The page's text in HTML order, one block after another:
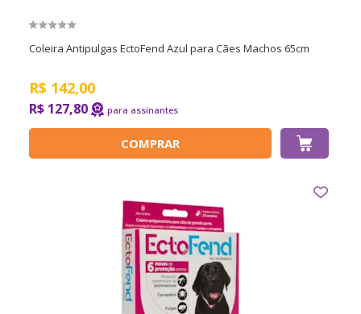
Coleira Antipulgas EctoFend Azul para Cães Machos 65cm
R$ 142,00
R$ 127,80
COMPRAR